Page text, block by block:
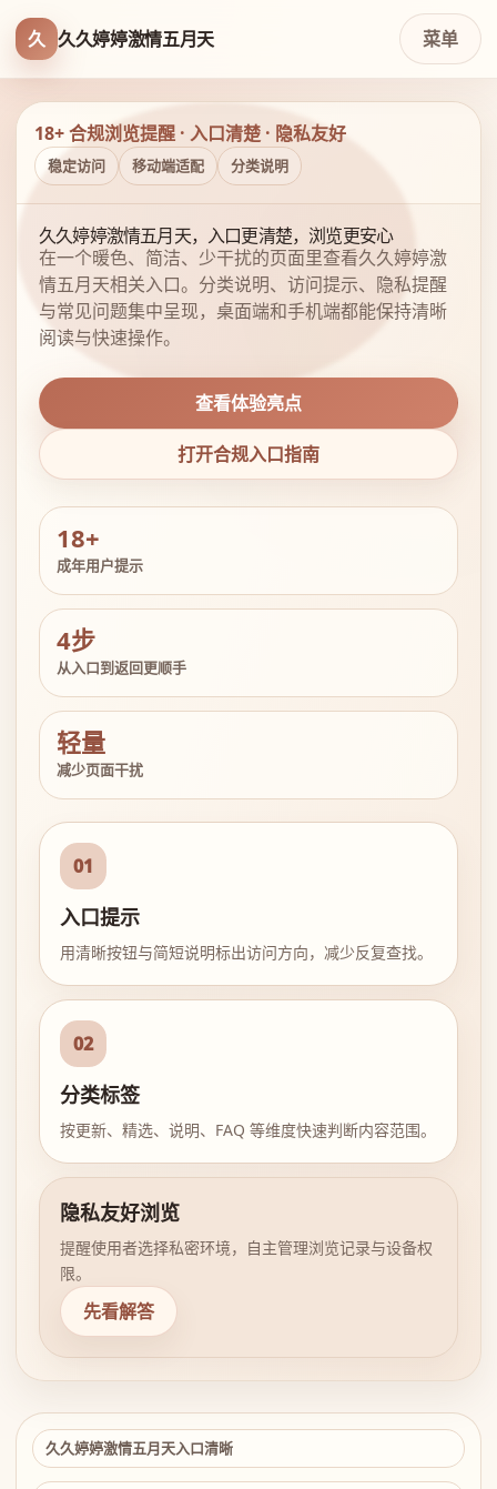
久 久久婷婷激情五月天 菜单
18+ 合规浏览提醒 · 入口清楚 · 隐私友好
稳定访问 移动端适配 分类说明
久久婷婷激情五月天，入口更清楚，浏览更安心
在一个暖色、简洁、少干扰的页面里查看久久婷婷激
情五月天相关入口。分类说明、访问提示、隐私提醒
与常见问题集中呈现，桌面端和手机端都能保持清晰
阅读与快速操作。
查看体验亮点
打开合规入口指南
18+
成年用户提示
4步
从入口到返回更顺手
轻量
减少页面干扰
01
入口提示
用清晰按钮与简短说明标出访问方向，减少反复查找。
02
分类标签
按更新、精选、说明、FAQ 等维度快速判断内容范围。
隐私友好浏览
提醒使用者选择私密环境，自主管理浏览记录与设备权
限。
先看解答
久久婷婷激情五月天入口清晰